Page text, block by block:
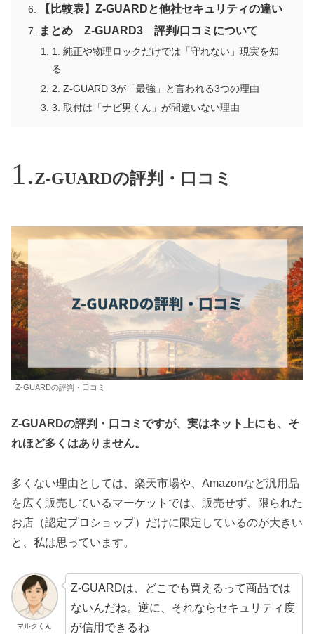
【比較表】Z-GUARDと他社セキュリティの違い
まとめ Z-GUARD3 評判/口コミについて
1. 純正や物理ロックだけでは「守れない」現実を知
る
2. Z-GUARD 3が「最強」と言われる3つの理由
3. 取付は「ナビ男くん」が間違いない理由
Z-GUARDの評判・口コミ
Z-GUARDの評判・口コミ
Z-GUARDの評判・口コミですが、実はネット上にも、そ
れほど多くはありません。
多くない理由としては、楽天市場や、Amazonなど汎用品
を広く販売しているマーケットでは、販売せず、限られた
お店（認定プロショップ）だけに限定しているのが大きい
と、私は思っています。
マルクくん
Z-GUARDは、どこでも買えるって商品では
ないんだね。逆に、それならセキュリティ度
が信用できるね